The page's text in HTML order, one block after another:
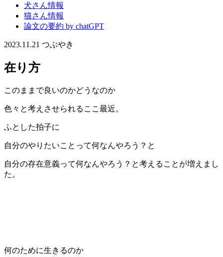
犬さん情報
猫さん情報
論文の要約 by chatGPT
2023.11.21 つぶやき
在り方
このままで良いのかどうなのか
色々と考えさせられるここ最近。
ふとした拍子に
自分のやりたいことって何なんやろう？と
自分の存在意義って何なんやろう？と考えることが増えまし
た。
何のために生きるのか